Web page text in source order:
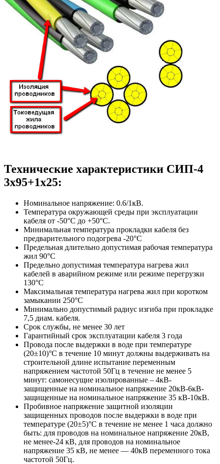
Технические характеристики СИП-4
3х95+1х25:
Номинальное напряжение: 0.6/1кВ.
Температура окружающей среды при эксплуатации
кабеля от -50°С до +50°С.
Минимальная температура прокладки кабеля без
предварительного подогрева -20°С
Предельная длительно допустимая рабочая температура
жил 90°С
Предельно допустимая температура нагрева жил
кабелей в аварийном режиме или режиме перегрузки
130°С
Максимальная температура нагрева жил при коротком
замыкании 250°С
Минимально допустимый радиус изгиба при прокладке
7,5 диам. кабеля.
Срок службы, не менее 30 лет
Гарантийный срок эксплуатации кабеля 3 года
Провода после выдержки в воде при температуре
(20±10)°C в течение 10 минут должны выдерживать на
строительной длине испытание переменным
напряжением частотой 50Гц в течение не менее 5
минут: самонесущие изолированные – 4кВ-
защищенные на номинальное напряжение 20кВ-6кВ-
защищенные на номинальное напряжение 35 кВ-10кВ.
Пробивное напряжение защитной изоляции
защищенных проводов после выдержки в воде при
температуре (20±5)°С в течение не менее 1 часа должно
быть: для проводов на номинальное напряжение 20кВ,
не менее-24 кВ, для проводов на номинальное
напряжение 35 кВ, не менее — 40кВ переменного тока
частотой 50Гц.